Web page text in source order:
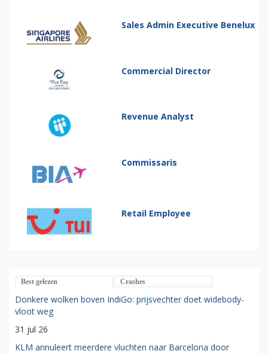
Sales Admin Executive Benelux
Commercial Director
Revenue Analyst
Commissaris
Retail Employee
Best gelezen Crashes
Donkere wolken boven IndiGo: prijsvechter doet widebody-
vloot weg
31 jul 26
KLM annuleert meerdere vluchten naar Barcelona door